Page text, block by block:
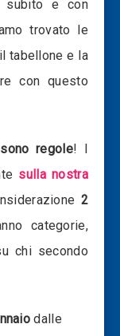
e con
trovato le
tabellone e la
con questo
regole! I
sulla nostra
2
categorie,
chi secondo
dalle